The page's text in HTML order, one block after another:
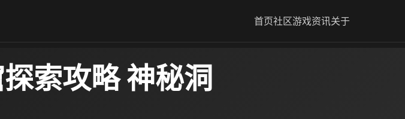
首页社区游戏资讯关于
索攻略 神秘洞